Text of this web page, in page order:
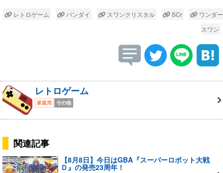
レトロゲーム バンダイ スワンクリスタル SCr
ワンダー
スワン
レトロゲーム
家庭用 その他
関連記事
【8月8日】今日はGBA『スーパーロボット大戦
Ｄ』の発売23周年！